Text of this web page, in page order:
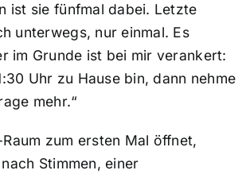
ist sie fünfmal dabei. Letzte
unterwegs, nur einmal. Es
im Grunde ist bei mir verankert:
Uhr zu Hause bin, dann nehme
mehr.“
zum ersten Mal öffnet,
Stimmen, einer